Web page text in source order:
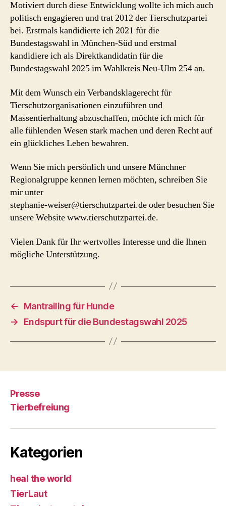
Motiviert durch diese Entwicklung wollte ich mich auch
politisch engagieren und trat 2012 der Tierschutzpartei
bei. Erstmals kandidierte ich 2021 für die
Bundestagswahl in München-Süd und erstmal
kandidiere ich als Direktkandidatin für die
Bundestagswahl 2025 im Wahlkreis Neu-Ulm 254 an.
Mit dem Wunsch ein Verbandsklagerecht für
Tierschutzorganisationen einzuführen und
Massentierhaltung abzuschaffen, möchte ich mich für
alle fühlenden Wesen stark machen und deren Recht auf
ein glückliches Leben bewahren.
Wenn Sie mich persönlich und unsere Münchner
Regionalgruppe kennen lernen möchten, schreiben Sie
mir unter
stephanie-weiser@tierschutzpartei.de oder besuchen Sie
unsere Website www.tierschutzpartei.de.
Vielen Dank für Ihr wertvolles Interesse und die Ihnen
mögliche Unterstützung.
←
Mantrailing für Hunde
→
Endspurt für die Bundestagswahl 2025
Presse
Tierbefreiung
Kategorien
heal the world
TierLaut